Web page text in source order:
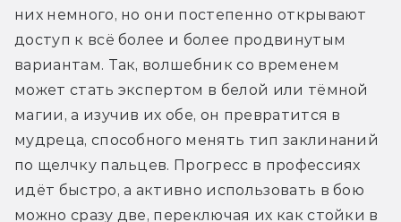
них немного, но они постепенно открывают
доступ к всё более и более продвинутым
вариантам. Так, волшебник со временем
может стать экспертом в белой или тёмной
магии, а изучив их обе, он превратится в
мудреца, способного менять тип заклинаний
по щелчку пальцев. Прогресс в профессиях
идёт быстро, а активно использовать в бою
можно сразу две, переключая их как стойки в